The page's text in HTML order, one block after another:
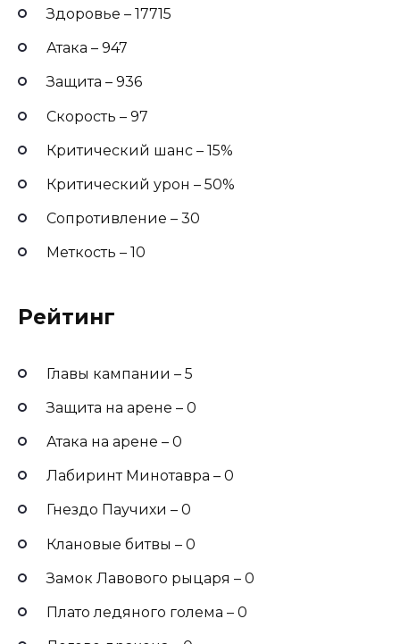
Здоровье – 17715
Атака – 947
Защита – 936
Скорость – 97
Критический шанс – 15%
Критический урон – 50%
Сопротивление – 30
Меткость – 10
Рейтинг
Главы кампании – 5
Защита на арене – 0
Атака на арене – 0
Лабиринт Минотавра – 0
Гнездо Паучихи – 0
Клановые битвы – 0
Замок Лавового рыцаря – 0
Плато ледяного голема – 0